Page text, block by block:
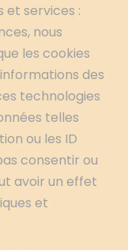
et services :
nous
les cookies
des
technologies
telles
ou les ID
consentir ou
avoir un effet
et